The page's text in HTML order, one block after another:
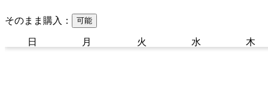
そのまま購入： 可能
日 月 火 水 木